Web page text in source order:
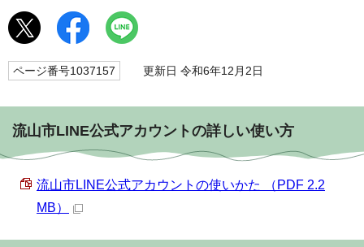
ページ番号1037157 更新日 令和6年12月2日
流山市LINE公式アカウントの詳しい使い方
流山市LINE公式アカウントの使いかた （PDF 2.2
MB）